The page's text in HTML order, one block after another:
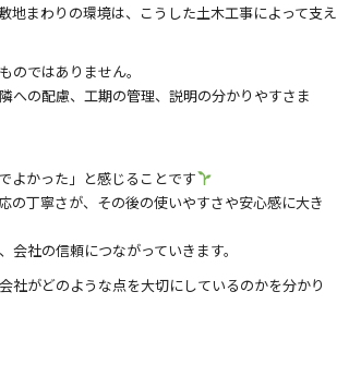
地まわりの環境は、こうした土木工事によって支え
のではありません。
への配慮、工期の管理、説明の分かりやすさま
よかった」と感じることです
の丁寧さが、その後の使いやすさや安心感に大き
社の信頼につながっていきます。
社がどのような点を大切にしているのかを分かり